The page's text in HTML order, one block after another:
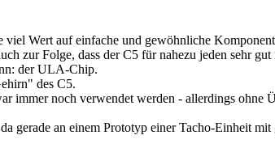
Wert auf einfache und gewöhnliche
zur Folge, dass der C5 für nahezu jeden sehr gut
der ULA-Chip.
des C5.
immer noch verwendet werden - allerdings
gerade an einem Prototyp einer Tacho-Einheit